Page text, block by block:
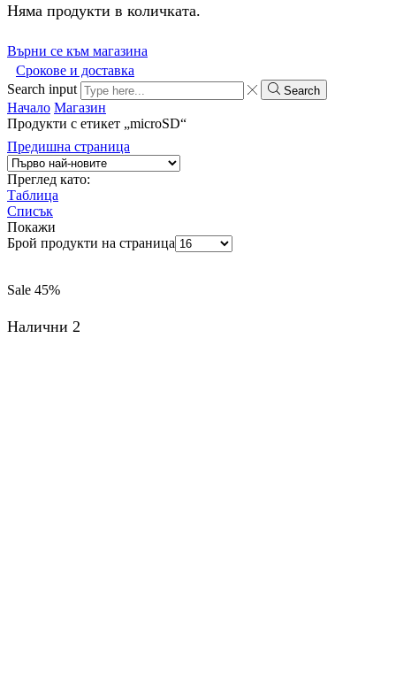
Няма продукти в количката.
Върни се към магазина
Срокове и доставка
Search input
Search
Начало Магазин
Продукти с етикет „microSD“
Предишна страница
Преглед като:
Таблица
Списък
Покажи
Брой продукти на страница
Sale 45%
Налични 2